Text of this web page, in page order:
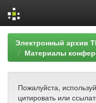
Skip
navigation
Электронный архив
Материалы
Пожалуйста,
цитировать или